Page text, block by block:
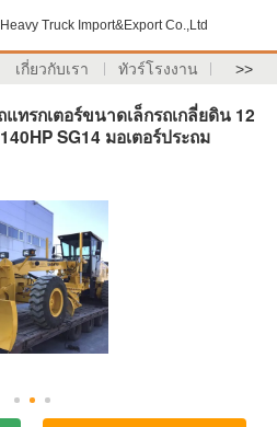
Truck Import&Export Co.,Ltd
เกี่ยวกับเรา ทัวร์โรงงาน >>
ทรกเตอร์ขนาดเล็กรถเกลี่ยดิน 12
SG14 มอเตอร์ประถม